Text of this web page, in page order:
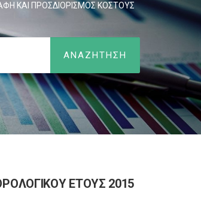
ΚΑΙ ΠΡΟΣΔΙΟΡΙΣΜΟΣ ΚΟΣΤΟΥΣ
ΕΤΟΥΣ 2015